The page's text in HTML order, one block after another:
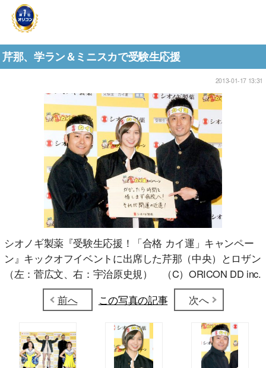
芹那、学ラン＆ミニスカで受験生応援
2013-01-17 13:31
シオノギ製薬『受験生応援！「合格 カイ運」キャンペー
ン』キックオフイベントに出席した芹那（中央）とロザン
（左：菅広文、右：宇治原史規） （C）ORICON DD inc.
前へ
この写真の記事 次へ